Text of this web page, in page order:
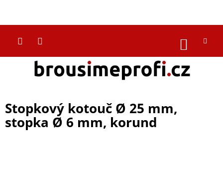
obsah
KOŠÍK
Stopkový kotouč Ø 25 mm,
stopka Ø 6 mm, korund